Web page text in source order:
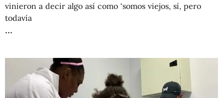
vinieron a decir algo así como ‘somos viejos, sí, pero
todavía